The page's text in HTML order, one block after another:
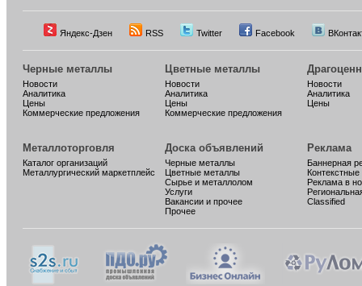
Яндекс-Дзен RSS Twitter Facebook
Черные металлы
Новости
Аналитика
Цены
Коммерческие предложения
Цветные металлы
Новости
Аналитика
Цены
Коммерческие предложения
Новости
Аналитика
Цены
Металлоторговля
Каталог организаций
Металлургический маркетплейс
Доска объявлений
Черные металлы
Цветные металлы
Сырье и металлолом
Услуги
Вакансии и прочее
Прочее
Реклама
Баннерная
Реклама в
Classified